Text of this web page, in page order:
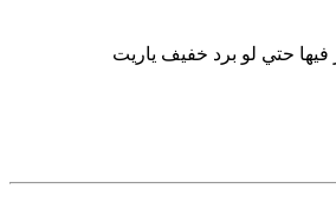
يؤثر فيها حتي لو برد خفيف ياريت